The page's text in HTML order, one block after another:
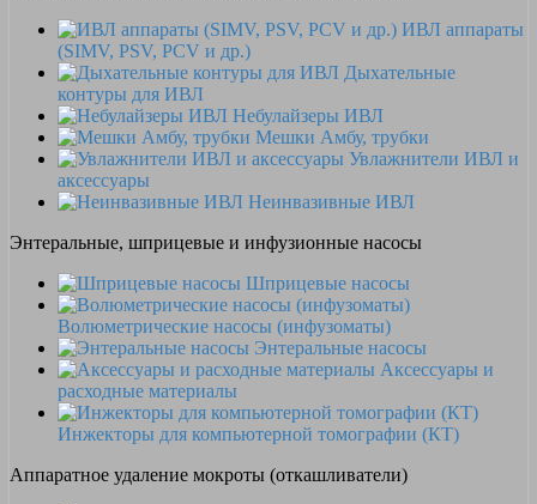
ИВЛ аппараты
(SIMV, PSV, PCV и др.)
Дыхательные
контуры для ИВЛ
Небулайзеры ИВЛ
Мешки Амбу, трубки
Увлажнители ИВЛ и
аксессуары
Неинвазивные ИВЛ
Энтеральные, шприцевые и инфузионные насосы
Шприцевые насосы
Волюметрические насосы (инфузоматы)
Энтеральные насосы
Аксессуары и
расходные материалы
Инжекторы для компьютерной томографии (КТ)
Аппаратное удаление мокроты (откашливатели)